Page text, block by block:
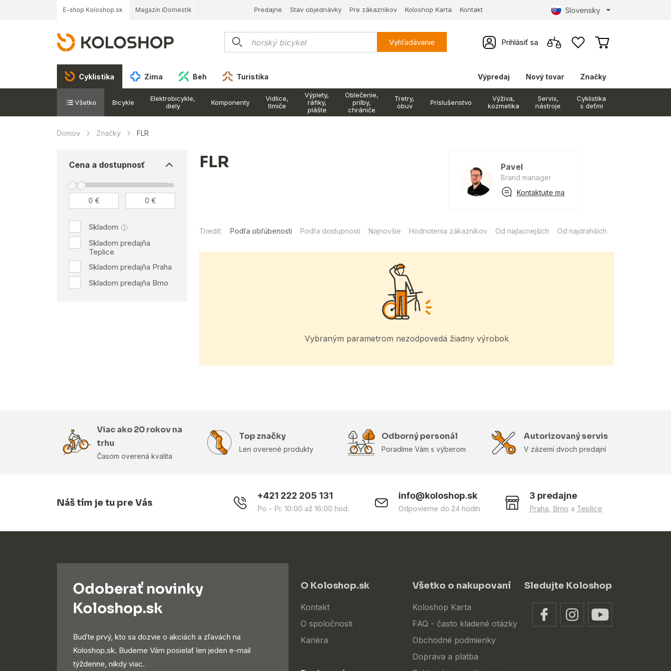
E-shop Koloshop.sk Magazín iDomestik Predajne Stav objednávky Pre zákazníkov Koloshop Karta Kontakt Slovensky
Vyhľadávanie Prihlásiť sa
Cyklistika Zima Beh Turistika Výpredaj Nový tovar Značky
Všetko Bicykle
Elektrobicykle,
diely
Komponenty
Vidlice,
tlmiče
Výplety,
ráfiky,
plášte
Oblečenie,
prilby,
chrániče
Tretry,
obuv
Príslušenstvo
Výživa,
kozmetika
Servis,
nástroje
Cyklistika
s deťmi
Domov Značky FLR
Cena a dostupnosť
Skladom
Skladom predajňa
Teplice
Skladom predajňa Praha
Skladom predajňa Brno
FLR Pavel
Brand manager
Kontaktujte ma
Triediť: Podľa obľúbenosti Podľa dostupnosti Najnovšie Hodnotenia zákazníkov Od najlacnejších Od najdrahších
Vybraným parametrom nezodpovedá žiadny výrobok
Viac ako 20 rokov na
trhu
Časom overená kvalita
Top značky
Len overené produkty
Odborný personál
Poradíme Vám s výberom
Autorizovaný servis
V zázemí dvoch predajní
Náš tím je tu pre Vás
+421 222 205 131
Po - Pi: 10:00 až 16:00 hod.
info@koloshop.sk
Odpovieme do 24 hodín
3 predajne
Praha, Brno a Teplice
Odoberať novinky
Koloshop.sk
Buďte prvý, kto sa dozvie o akciách a zľavách na
Koloshop.sk. Budeme Vám posielať len jeden e-mail
týždenne, nikdy viac.
O Koloshop.sk
Kontakt
O spoločnosti
Kariéra
Všetko o nakupovaní
Koloshop Karta
FAQ - často kladené otázky
Obchodné podmienky
Doprava a platba
Sledujte Koloshop